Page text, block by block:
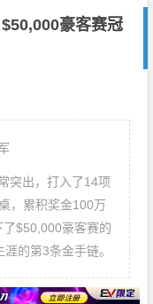
豪客赛冠
突出，打入了14项
，累积奖金100万
$50,000豪客赛的
的第3条金手链。